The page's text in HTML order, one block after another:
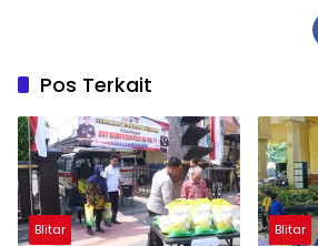
Pos Terkait
Blitar Blitar